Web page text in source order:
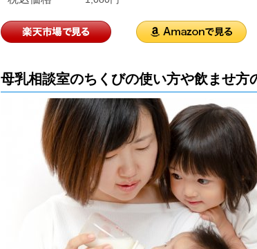
母乳相談室のちくびの使い方や飲ませ方